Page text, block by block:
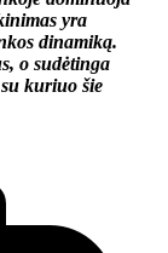
yra
dinamiką.
o sudėtinga
kuriuo šie